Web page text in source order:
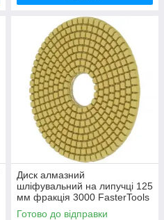
Диск алмазний
шліфувальний на липучці 125
мм фракція 3000 FasterTools
(Е7151)
Готово до відправки